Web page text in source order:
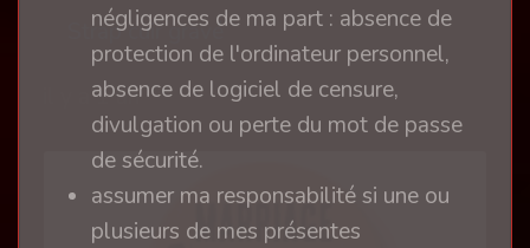
Strap cuir gravé
il y a 1 an
négligences de ma part : absence de
protection de l'ordinateur personnel,
absence de logiciel de censure,
divulgation ou perte du mot de passe
de sécurité.
assumer ma responsabilité si une ou
plusieurs de mes présentes